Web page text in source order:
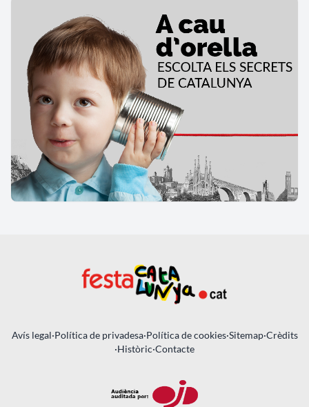
Avís legal·Política de privadesa·Política de cookies·Sitemap·Crèdits
·Històric·Contacte